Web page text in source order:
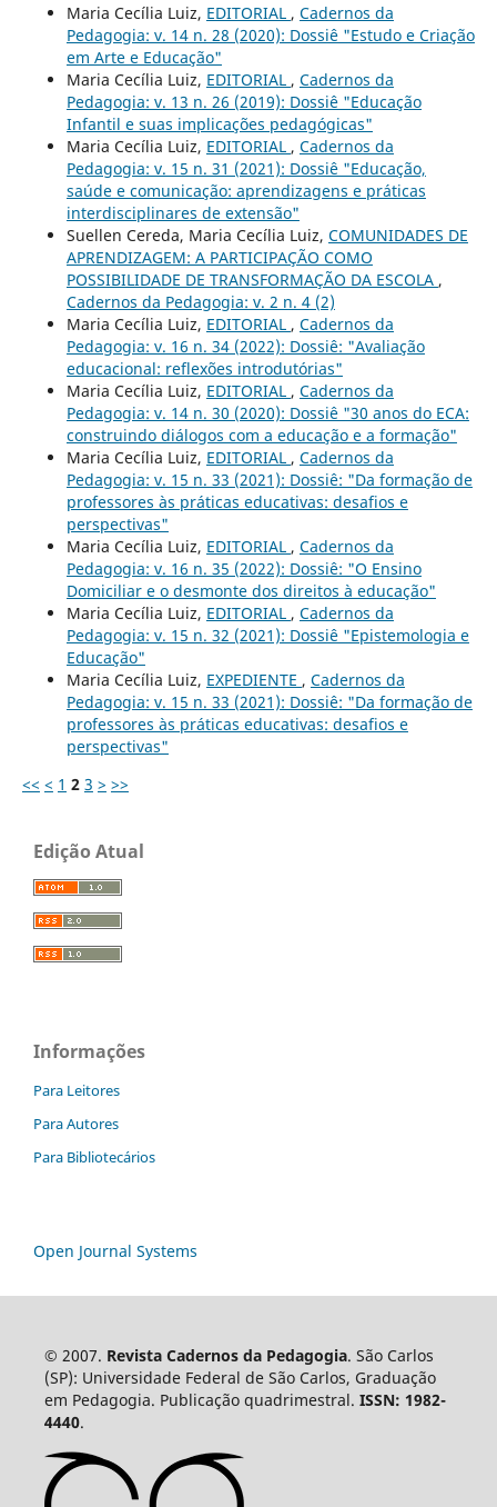
Maria Cecília Luiz, EDITORIAL , Cadernos da
Pedagogia: v. 14 n. 28 (2020): Dossiê "Estudo e Criação
em Arte e Educação"
Maria Cecília Luiz, EDITORIAL , Cadernos da
Pedagogia: v. 13 n. 26 (2019): Dossiê "Educação
Infantil e suas implicações pedagógicas"
Maria Cecília Luiz, EDITORIAL , Cadernos da
Pedagogia: v. 15 n. 31 (2021): Dossiê "Educação,
saúde e comunicação: aprendizagens e práticas
interdisciplinares de extensão"
Suellen Cereda, Maria Cecília Luiz, COMUNIDADES DE
APRENDIZAGEM: A PARTICIPAÇÃO COMO
POSSIBILIDADE DE TRANSFORMAÇÃO DA ESCOLA ,
Cadernos da Pedagogia: v. 2 n. 4 (2)
Maria Cecília Luiz, EDITORIAL , Cadernos da
Pedagogia: v. 16 n. 34 (2022): Dossiê: "Avaliação
educacional: reflexões introdutórias"
Maria Cecília Luiz, EDITORIAL , Cadernos da
Pedagogia: v. 14 n. 30 (2020): Dossiê "30 anos do ECA:
construindo diálogos com a educação e a formação"
Maria Cecília Luiz, EDITORIAL , Cadernos da
Pedagogia: v. 15 n. 33 (2021): Dossiê: "Da formação de
professores às práticas educativas: desafios e
perspectivas"
Maria Cecília Luiz, EDITORIAL , Cadernos da
Pedagogia: v. 16 n. 35 (2022): Dossiê: "O Ensino
Domiciliar e o desmonte dos direitos à educação"
Maria Cecília Luiz, EDITORIAL , Cadernos da
Pedagogia: v. 15 n. 32 (2021): Dossiê "Epistemologia e
Educação"
Maria Cecília Luiz, EXPEDIENTE , Cadernos da
Pedagogia: v. 15 n. 33 (2021): Dossiê: "Da formação de
professores às práticas educativas: desafios e
perspectivas"
<< < 1 2 3 > >>
Edição Atual
Informações
Para Leitores
Para Autores
Para Bibliotecários
Open Journal Systems
© 2007. Revista Cadernos da Pedagogia. São Carlos
(SP): Universidade Federal de São Carlos, Graduação
em Pedagogia. Publicação quadrimestral. ISSN: 1982-
4440.